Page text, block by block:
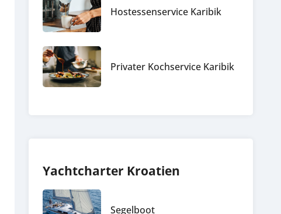
Hostessenservice Karibik
Privater Kochservice Karibik
Yachtcharter Kroatien
Segelboot